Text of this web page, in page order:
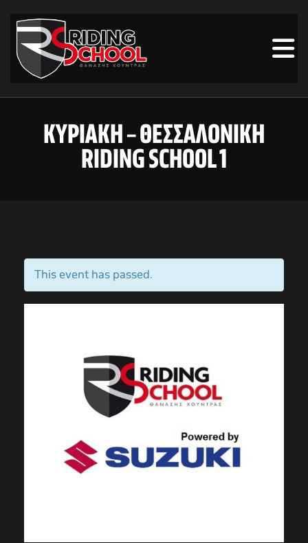
ΚΥΡΙΑΚΗ – ΘΕΣΣΑΛΟΝΙΚΗ
RIDING SCHOOL 1
This event has passed.